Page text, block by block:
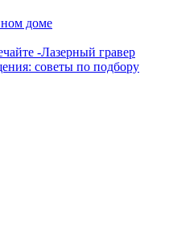
доме
-Лазерный гравер
советы по подбору